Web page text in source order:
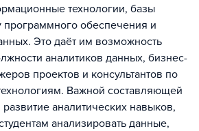
технологии, базы
программного обеспечения и
Это даёт им возможность
аналитиков данных, бизнес-
проектов и консультантов по
Важной составляющей
аналитических навыков,
анализировать данные,